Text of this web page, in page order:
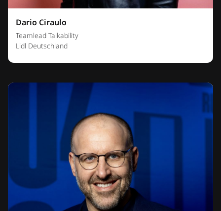
Dario Ciraulo
Teamlead Talkability
Lidl Deutschland